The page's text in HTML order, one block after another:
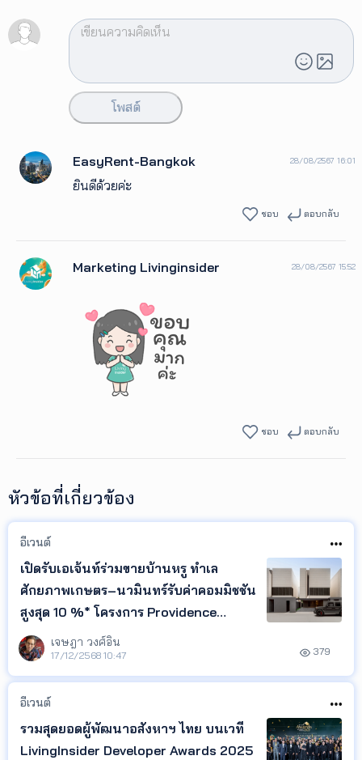
โพสต์
EasyRent-Bangkok
ยินดีด้วยค่ะ
28/08/2567 16:01
ชอบ ตอบกลับ
Marketing Livinginsider 28/08/2567 15:52
ชอบ ตอบกลับ
หัวข้อที่เกี่ยวข้อง
อีเวนต์
เปิดรับเอเจ้นท์ร่วมขายบ้านหรู ทำเล
ศักยภาพเกษตร–นวมินทร์รับค่าคอมมิชชัน
สูงสุด 10 %* โครงการ Providence
Lance Kaset Nawamin
เจษฎา วงศ์อิน
17/12/2568 10:47 379
อีเวนต์
รวมสุดยอดผู้พัฒนาอสังหาฯ ไทย บนเวที
LivingInsider Developer Awards 2025